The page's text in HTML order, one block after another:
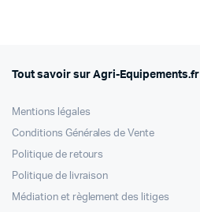
196,00 €.
532,10 €.
Tout savoir sur Agri-Equipements.fr
Mentions légales
Conditions Générales de Vente
Politique de retours
Politique de livraison
Médiation et règlement des litiges